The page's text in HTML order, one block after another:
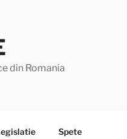
din Romania
Spete